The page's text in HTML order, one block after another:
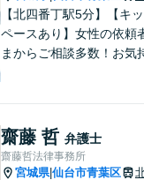
【北四番丁駅5分】【キ
ペースあり】女性の依頼
まからご相談多数！お気
料請求／親権・養育費【
問題】マタハラなど女性
のトラブルに迅速に対応
齋藤 哲 弁護士
齋藤哲法律事務所
宮城県|仙台市青葉区